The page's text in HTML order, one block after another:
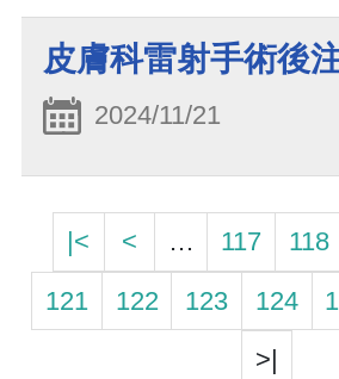
皮膚科雷射手術後
2024/11/21
|< < … 117 118
121
122 123 124
>|